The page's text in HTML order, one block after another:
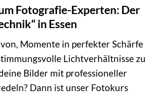
Fotografie-Experten: Der
in Essen
Momente in perfekter Schärfe
Lichtverhältnisse zu
Bilder mit professioneller
Dann ist unser Fotokurs